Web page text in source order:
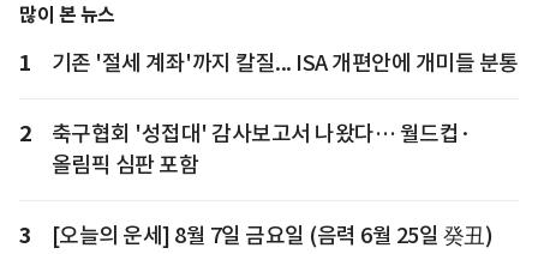
많이 본 뉴스
1 기존 '절세 계좌'까지 칼질... ISA 개편안에 개미들 분통
2
축구협회 '성접대' 감사보고서 나왔다… 월드컵·
올림픽 심판 포함
3 [오늘의 운세] 8월 7일 금요일 (음력 6월 25일 癸丑)